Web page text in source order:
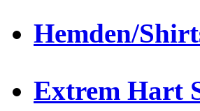
Hemden/
Extrem Hart